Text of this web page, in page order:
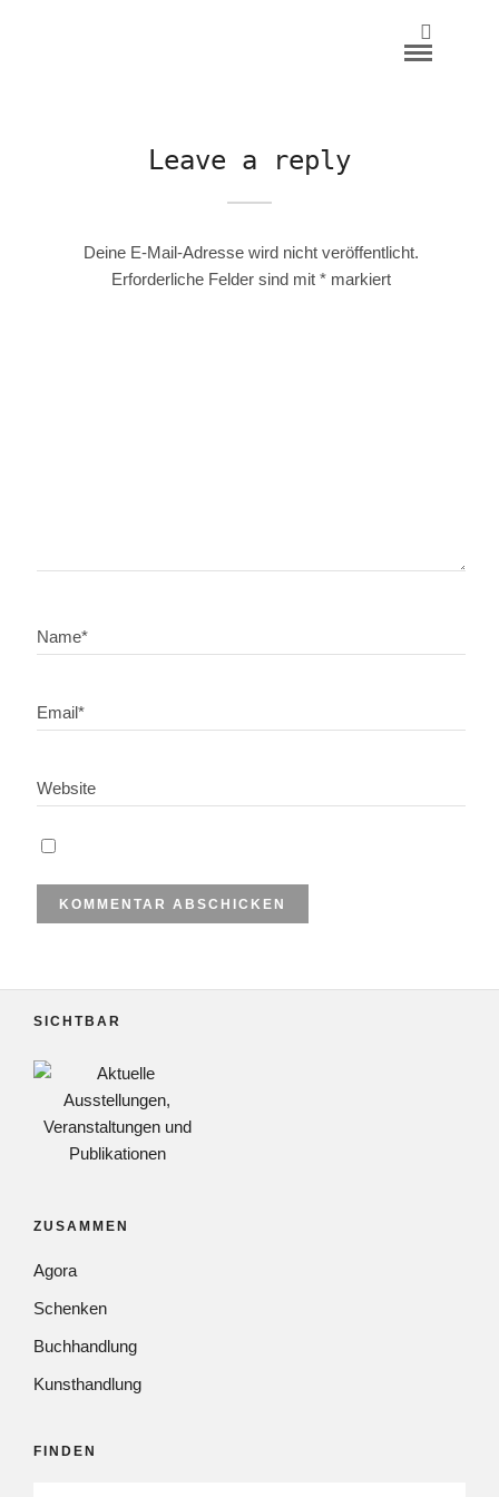
Leave a reply
Deine E-Mail-Adresse wird nicht veröffentlicht.
Erforderliche Felder sind mit *markiert
SICHTBAR
ZUSAMMEN
Agora
Schenken
Buchhandlung
Kunsthandlung
FINDEN